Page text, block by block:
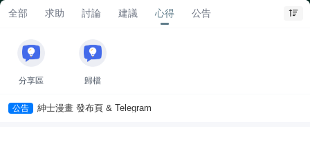
全部 求助 討論 建議 心得 公告
分享區 歸檔
公告 紳士漫畫 發布頁 & Telegram